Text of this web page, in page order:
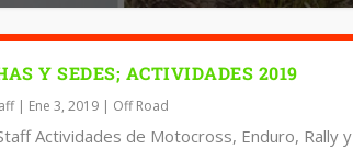
Y SEDES; ACTIVIDADES 2019
| Ene 3, 2019| Off Road
Actividades de Motocross, Enduro, Rally y